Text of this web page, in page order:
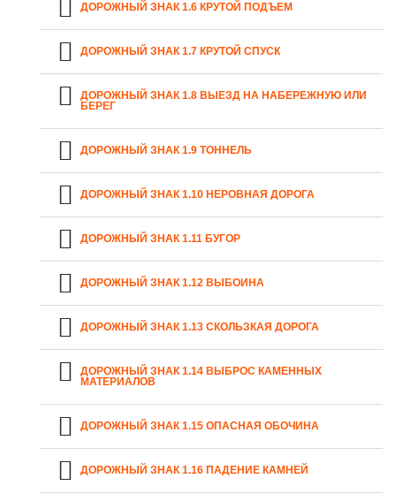
ДОРОЖНЫЙ ЗНАК 1.6 КРУТОЙ ПОДЪЕМ
ДОРОЖНЫЙ ЗНАК 1.7 КРУТОЙ СПУСК
ДОРОЖНЫЙ ЗНАК 1.8 ВЫЕЗД НА НАБЕРЕЖНУЮ ИЛИ
БЕРЕГ
ДОРОЖНЫЙ ЗНАК 1.9 ТОННЕЛЬ
ДОРОЖНЫЙ ЗНАК 1.10 НЕРОВНАЯ ДОРОГА
ДОРОЖНЫЙ ЗНАК 1.11 БУГОР
ДОРОЖНЫЙ ЗНАК 1.12 ВЫБОИНА
ДОРОЖНЫЙ ЗНАК 1.13 СКОЛЬЗКАЯ ДОРОГА
ДОРОЖНЫЙ ЗНАК 1.14 ВЫБРОС КАМЕННЫХ
МАТЕРИАЛОВ
ДОРОЖНЫЙ ЗНАК 1.15 ОПАСНАЯ ОБОЧИНА
ДОРОЖНЫЙ ЗНАК 1.16 ПАДЕНИЕ КАМНЕЙ